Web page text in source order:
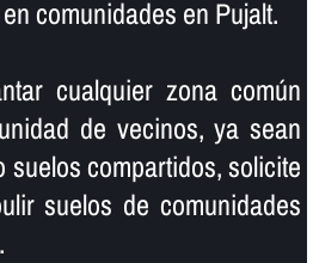
comunidades en Pujalt.
cualquier zona común
de vecinos, ya sean
suelos compartidos, solicite
suelos de comunidades